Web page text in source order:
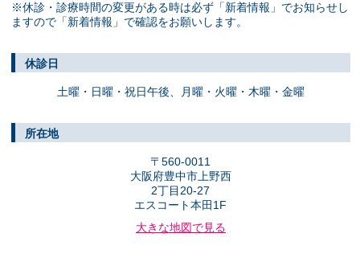
※休診・診療時間の変更がある時は必ず「新着情報」でお知らせし
ますので「新着情報」で確認をお願いします。
休診日
土曜・日曜・祝日午後、 月曜・火曜・木曜・金曜
所在地
〒560-0011
大阪府豊中市上野西
2丁目20-27
エスコート本田1F
大きな地図で見る